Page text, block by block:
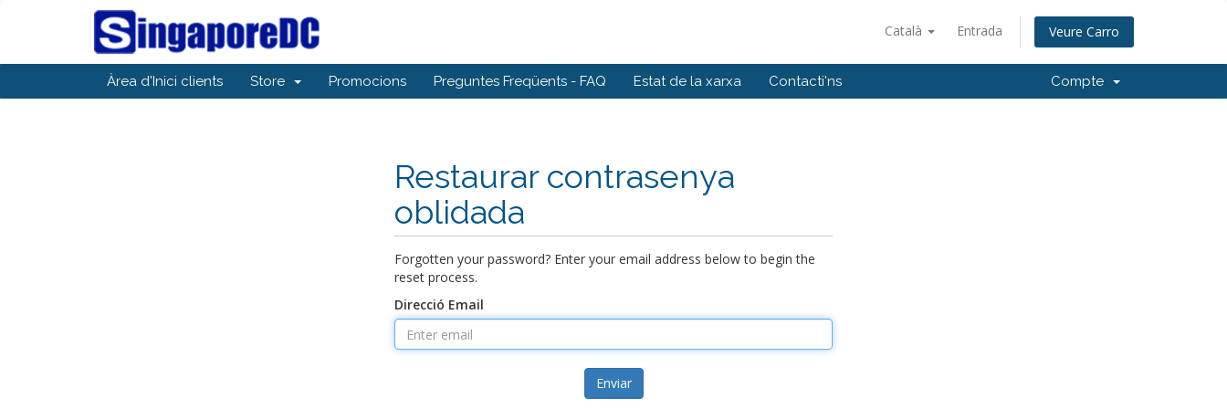
Català Entrada Veure Carro
Àrea d'Inici clients Store Promocions Preguntes Freqüents - FAQ Estat de la xarxa Contacti'ns Compte
Restaurar contrasenya
oblidada
Forgotten your password? Enter your email address below to begin the
reset process.
Direcció Email
Enviar